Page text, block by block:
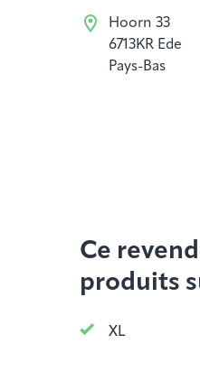
Hoorn 33
6713KR Ede
Pays-Bas
Ce
produits
XL